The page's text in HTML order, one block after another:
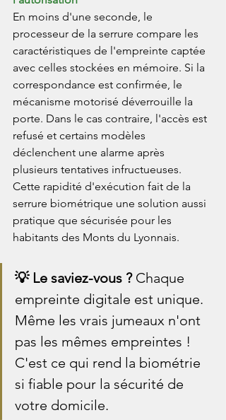
En moins d'une seconde, le
processeur de la serrure compare les
caractéristiques de l'empreinte captée
avec celles stockées en mémoire. Si la
correspondance est confirmée, le
mécanisme motorisé déverrouille la
porte. Dans le cas contraire, l'accès est
refusé et certains modèles
déclenchent une alarme après
plusieurs tentatives infructueuses.
Cette rapidité d'exécution fait de la
serrure biométrique une solution aussi
pratique que sécurisée pour les
habitants des Monts du Lyonnais.
💡 Le saviez-vous ? Chaque
empreinte digitale est unique.
Même les vrais jumeaux n'ont
pas les mêmes empreintes !
C'est ce qui rend la biométrie
si fiable pour la sécurité de
votre domicile.